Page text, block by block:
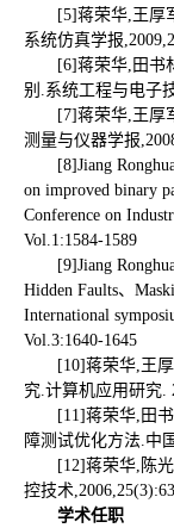
[5]蒋荣华,王厚
系统仿真学报
[6]蒋荣华,田书
别.系统工程与电子
[7]蒋荣华,王厚
测量与仪器学报
[8]Jiang
on improved binary
Conference on
Vol.1:1584-1589
[9]Jiang
Hidden Faults、
International
Vol.3:1640-1645
[10]蒋荣华,王
究.计算机应用研究.
[11]蒋荣华,田
障测试优化方法.中
[12]蒋荣华,陈
控技术
学术任职